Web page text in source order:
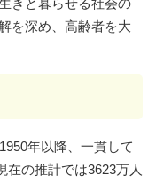
を深め、高齢者を大
年以降、一貫して
在の推計では3623万人